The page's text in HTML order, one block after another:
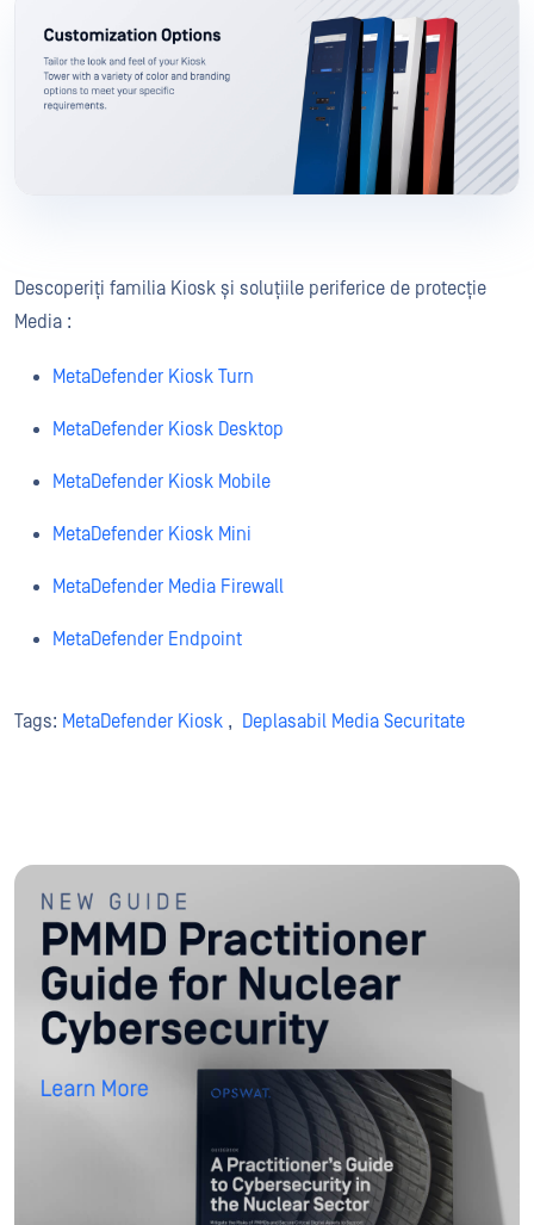
Descoperiți familia Kiosk și soluțiile periferice de protecție
Media :
MetaDefender Kiosk Turn
MetaDefender Kiosk Desktop
MetaDefender Kiosk Mobile
MetaDefender Kiosk Mini
MetaDefender Media Firewall
MetaDefender Endpoint
Tags: MetaDefender Kiosk , Deplasabil Media Securitate